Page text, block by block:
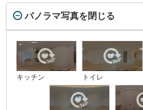
パノラマ写真を閉じる
キッチン トイレ